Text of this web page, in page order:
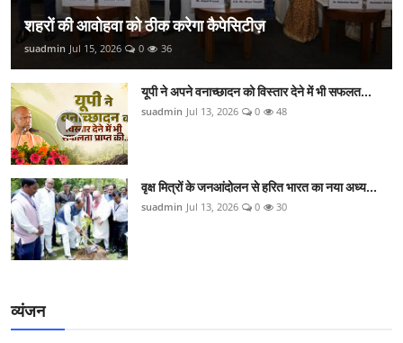
शहरों की आवोहवा को ठीक करेगा कैपेसिटीज़
suadmin Jul 15, 2026 0 36
यूपी ने अपने वनाच्छादन को विस्तार देने में भी सफलत...
suadmin Jul 13, 2026 0 48
वृक्ष मित्रों के जनआंदोलन से हरित भारत का नया अध्य...
suadmin Jul 13, 2026 0 30
व्यंजन